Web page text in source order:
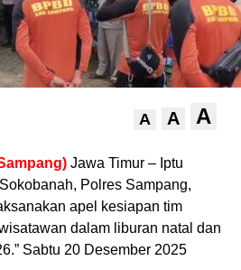
A A A
Jawa Timur – Iptu
Polres Sampang,
apel kesiapan tim
dalam liburan natal dan
Sabtu 20 Desember 2025